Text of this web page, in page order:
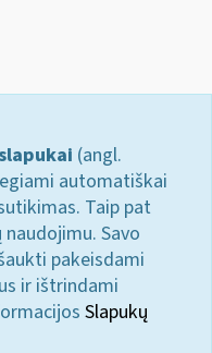
(angl.
automatiškai
Taip pat
Savo
pakeisdami
ir ištrindami
Slapukų